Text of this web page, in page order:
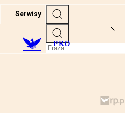
Serwisy
PRO